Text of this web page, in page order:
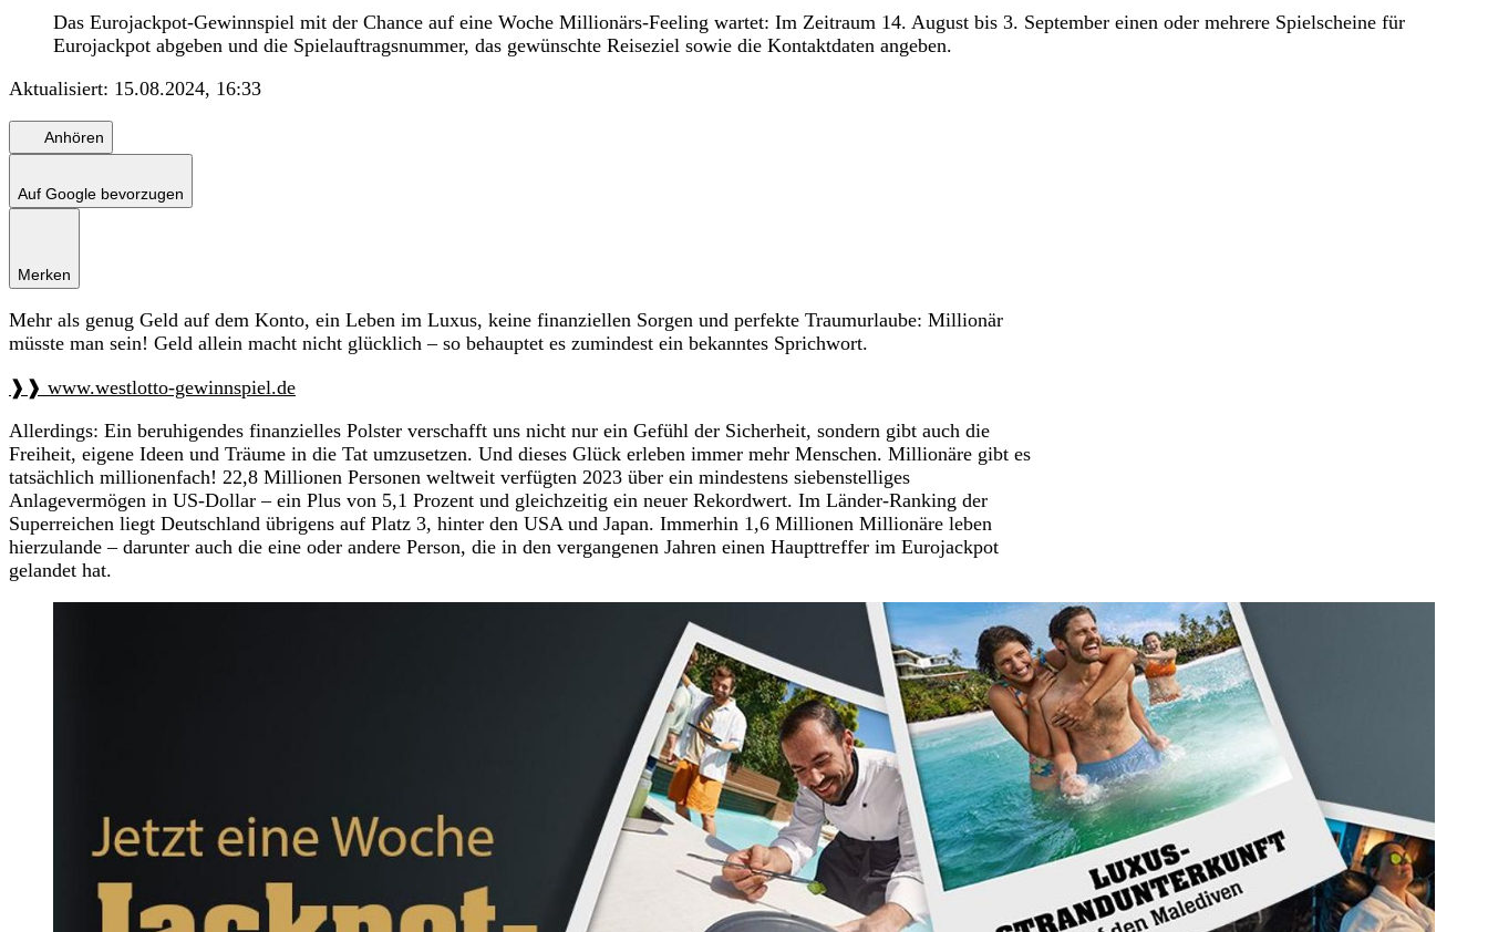
Das Eurojackpot-Gewinnspiel mit der Chance auf eine Woche Millionärs-Feeling wartet: Im Zeitraum 14. August bis 3. September einen oder mehrere Spielscheine für
Eurojackpot abgeben und die Spielauftragsnummer, das gewünschte Reiseziel sowie die Kontaktdaten angeben.
Aktualisiert: 15.08.2024, 16:33
Anhören
Auf Google bevorzugen
Merken
Mehr als genug Geld auf dem Konto, ein Leben im Luxus, keine finanziellen Sorgen und perfekte Traumurlaube: Millionär
müsste man sein! Geld allein macht nicht glücklich – so behauptet es zumindest ein bekanntes Sprichwort.
❱❱ www.westlotto-gewinnspiel.de
Allerdings: Ein beruhigendes finanzielles Polster verschafft uns nicht nur ein Gefühl der Sicherheit, sondern gibt auch die
Freiheit, eigene Ideen und Träume in die Tat umzusetzen. Und dieses Glück erleben immer mehr Menschen. Millionäre gibt es
tatsächlich millionenfach! 22,8 Millionen Personen weltweit verfügten 2023 über ein mindestens siebenstelliges
Anlagevermögen in US-Dollar – ein Plus von 5,1 Prozent und gleichzeitig ein neuer Rekordwert. Im Länder-Ranking der
Superreichen liegt Deutschland übrigens auf Platz 3, hinter den USA und Japan. Immerhin 1,6 Millionen Millionäre leben
hierzulande – darunter auch die eine oder andere Person, die in den vergangenen Jahren einen Haupttreffer im Eurojackpot
gelandet hat.